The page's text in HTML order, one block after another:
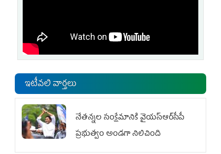
ఇటీవలి వార్తలు
నేతన్నల సంక్షేమానికి వైయ‌స్ఆర్‌సీపీ
ప్రభుత్వం అండగా నిలిచింది